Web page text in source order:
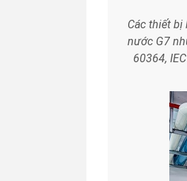
Các thiết
nước G7
60364,